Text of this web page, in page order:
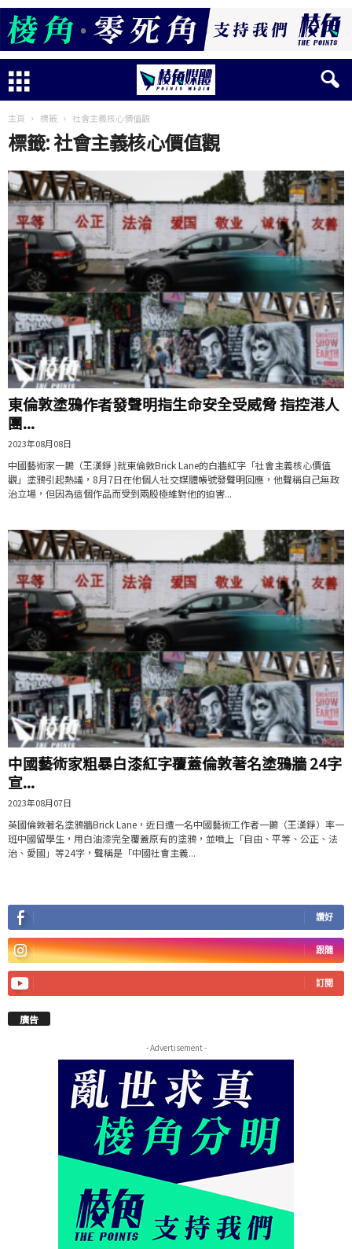
主頁 標籤 社會主義核心價值觀
標籤: 社會主義核心價值觀
東倫敦塗鴉作者發聲明指生命安全受威脅 指控港人
團...
2023年08月08日
中國藝術家一鵲（王漢錚 )就東倫敦Brick Lane的白牆紅字「社會主義核心價值
觀」塗鴉引起熱議，8月7日在他個人社交媒體帳號發聲明回應，他聲稱自己無政
治立場，但因為這個作品而受到兩股極維對他的迫害...
中國藝術家粗暴白漆紅字覆蓋倫敦著名塗鴉牆 24字
宣...
2023年08月07日
英國倫敦著名塗鴉牆Brick Lane，近日遭一名中國藝術工作者一鵲（王漢錚）率一
班中國留學生，用白油漆完全覆蓋原有的塗鴉，並噴上「自由、平等、公正、法
治、愛國」等24字，聲稱是「中國社會主義...
讚好
跟隨
訂閱
廣告
- Advertisement -